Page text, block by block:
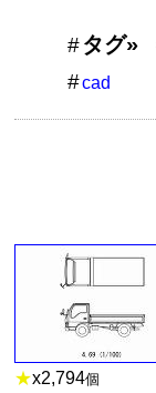
タグ»
cad
★x2,794個